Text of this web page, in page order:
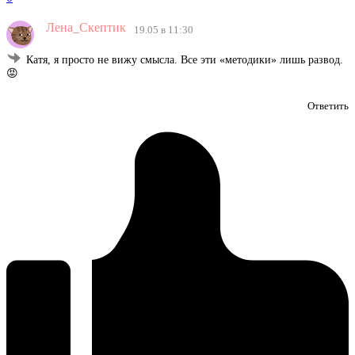
Лена_Скептик 19.05 в 11:30
Катя, я просто не вижу смысла. Все эти «методики» лишь развод.
😡
Ответить